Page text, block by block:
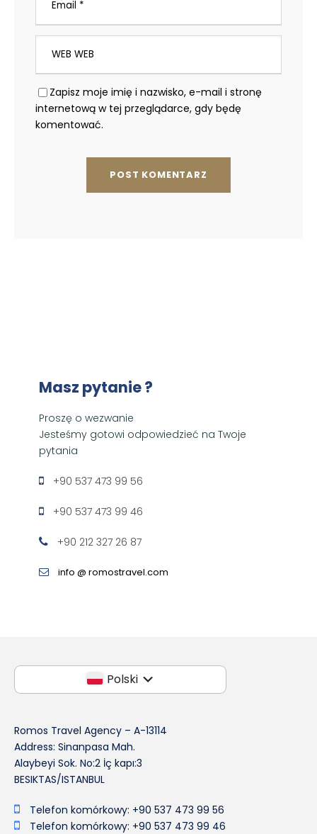
Zapisz moje imię i nazwisko, e-mail i stronę
internetową w tej przeglądarce, gdy będę
komentować.
Masz pytanie ?
Proszę o wezwanie
Jesteśmy gotowi odpowiedzieć na Twoje
pytania
+90 537 473 99 56
+90 537 473 99 46
+90 212 327 26 87
info @ romostravel.com
Polski
Romos Travel Agency – A-13114
Address: Sinanpasa Mah.
Alaybeyi Sok. No:2 İç kapı:3
BESIKTAS/ISTANBUL
Telefon komórkowy: +90 537 473 99 56
Telefon komórkowy: +90 537 473 99 46